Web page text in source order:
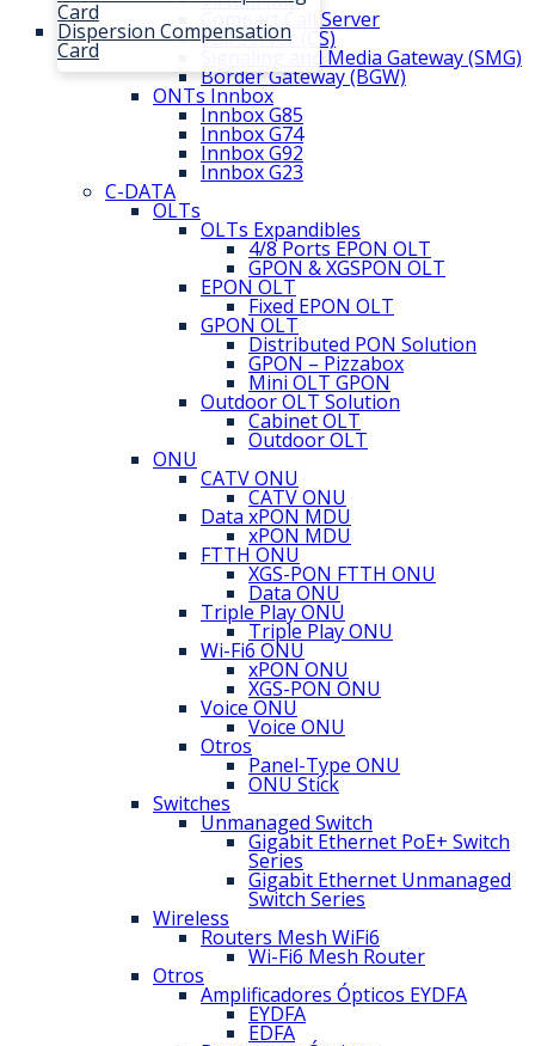
Card
Dispersion Compensation
Card
Compact Call Server
Call Server (CS)
Signaling and Media Gateway (SMG)
Border Gateway (BGW)
ONTs Innbox
Innbox G85
Innbox G74
Innbox G92
Innbox G23
C-DATA
OLTs
OLTs Expandibles
4/8 Ports EPON OLT
GPON & XGSPON OLT
EPON OLT
Fixed EPON OLT
GPON OLT
Distributed PON Solution
GPON – Pizzabox
Mini OLT GPON
Outdoor OLT Solution
Cabinet OLT
Outdoor OLT
ONU
CATV ONU
CATV ONU
Data xPON MDU
xPON MDU
FTTH ONU
XGS-PON FTTH ONU
Data ONU
Triple Play ONU
Triple Play ONU
Wi-Fi6 ONU
xPON ONU
XGS-PON ONU
Voice ONU
Voice ONU
Otros
Panel-Type ONU
ONU Stick
Switches
Unmanaged Switch
Gigabit Ethernet PoE+ Switch
Series
Gigabit Ethernet Unmanaged
Switch Series
Wireless
Routers Mesh WiFi6
Wi-Fi6 Mesh Router
Otros
Amplificadores Ópticos EYDFA
EYDFA
EDFA